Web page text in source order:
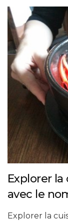
Explorer
avec le
Explorer la